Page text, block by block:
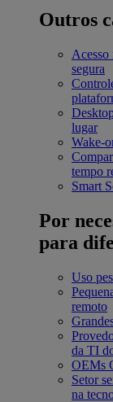
Outros
Acesso
segura
lugar
Wake-
tempo
Smart
Por
para
Uso
remoto
da TI
OEMs
Setor
na